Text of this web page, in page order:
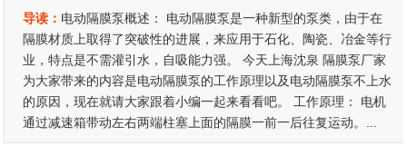
导读： 电动隔膜泵概述： 电动隔膜泵是一种新型的泵类，由于在
隔膜材质上取得了突破性的进展，来应用于石化、陶瓷、冶金等行
业，特点是不需灌引水，自吸能力强。 今天上海沈泉 隔膜泵厂家
为大家带来的内容是电动隔膜泵的工作原理以及电动隔膜泵不上水
的原因，现在就请大家跟着小编一起来看看吧。 工作原理： 电机
通过减速箱带动左右两端柱塞上面的隔膜一前一后往复运动。...